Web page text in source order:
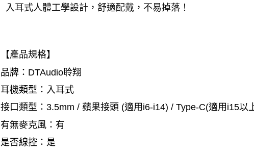
入耳式人體工學設計，舒適配戴，不易掉落！
【產品規格】
品牌：DTAudio聆翔
耳機類型：入耳式
接口類型：3.5mm / 蘋果接頭 (適用i6-i14) / Type-C(適用i15以
有無麥克風：有
是否線控：是